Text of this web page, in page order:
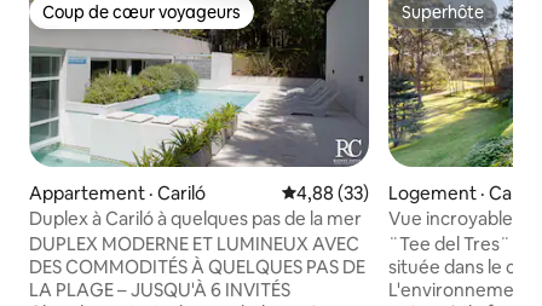
Coup de cœur voyageurs
Coup de cœur voyageurs
Appartement · Cariló Note moyenne de 4,88 sur 5,
4,88 (33)
Duplex à Cariló à quelques pas de la mer
DUPLEX MODERNE ET LUMINEUX AVEC
DES COMMODITÉS À QUELQUES PAS DE
LA PLAGE – JUSQU'À 6 INVITÉS
Superhôte
Superhôte
Logement · Cariló
Vue incroyable
cuisine
¨Tee del Tres¨
située dans le
L'environnement